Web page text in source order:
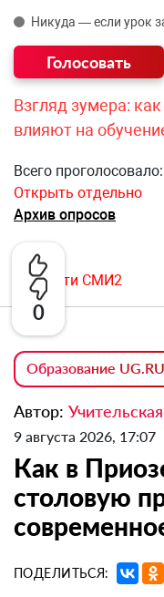
0
Никуда — если урок
Взгляд зумера:
влияют на
Всего
Открыть отдельно
Архив опросов
Новости СМИ2
Образование UG.RU
Автор:
9 августа 2026, 17:07
Как в
столовую
ПОДЕЛИТЬСЯ: